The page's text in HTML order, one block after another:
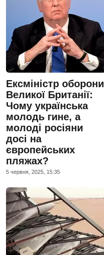
Ексміністр оборони
Великої Британії:
Чому українська
молодь гине, а
молоді росіяни
досі на
європейських
пляжах?
5 червня, 2025, 15:35